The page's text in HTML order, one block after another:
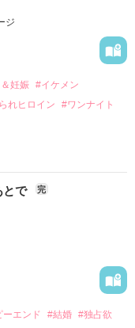
婚によって
なった。
ていた哲平に
告げてきた。
を隠すことなく
害に
て――。
ジ
妊娠 #イケメン
れヒロイン
#ワンナイト
かなかった梅田美
日本人美青年と出会
。
た美青年と再会。
関わらず、一族を離
冷徹だと評判な社長
れた美桜は、猫の世
とで 完
ーエンド #結婚 #独占欲